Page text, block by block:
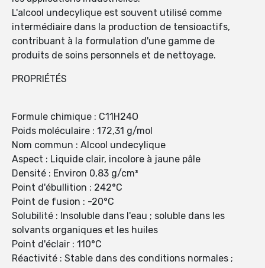
L'alcool undecylique est souvent utilisé comme
intermédiaire dans la production de tensioactifs,
contribuant à la formulation d'une gamme de
produits de soins personnels et de nettoyage.
PROPRIÉTÉS
Formule chimique : C11H24O
Poids moléculaire : 172,31 g/mol
Nom commun : Alcool undecylique
Aspect : Liquide clair, incolore à jaune pâle
Densité : Environ 0,83 g/cm³
Point d'ébullition : 242°C
Point de fusion : -20°C
Solubilité : Insoluble dans l'eau ; soluble dans les
solvants organiques et les huiles
Point d'éclair : 110°C
Réactivité : Stable dans des conditions normales ;